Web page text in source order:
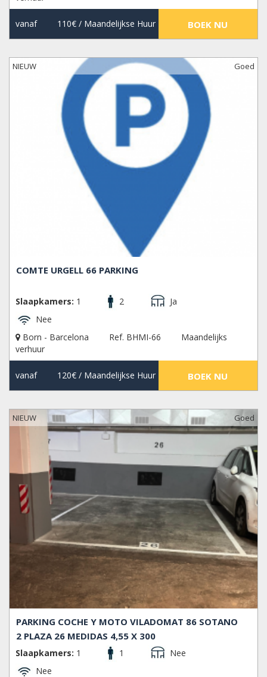
vanaf 110€/ Maandelijkse Huur BOEK NU
NIEUW Goed
COMTE URGELL 66 PARKING
Slaapkamers: 1 2
Ja
Nee
Born - Barcelona
Ref. BHMI-66
Maandelijks
verhuur
vanaf 120€/ Maandelijkse Huur BOEK NU
NIEUW Goed
PARKING COCHE Y MOTO VILADOMAT 86 SOTANO
2 PLAZA 26 MEDIDAS 4,55 X 300
Slaapkamers: 1 1
Nee
Nee